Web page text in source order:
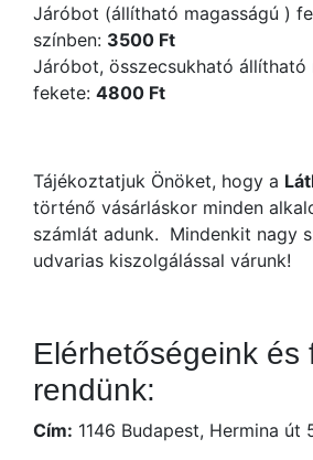
Járóbot (állítható magasságú )
színben: 3500 Ft
Járóbot, összecsukható állítható
fekete: 4800 Ft
Tájékoztatjuk Önöket, hogy a
történő vásárláskor minden
számlát adunk. Mindenkit nagy
udvarias kiszolgálással várunk!
Elérhetőségeink és
rendünk:
Cím: 1146 Budapest, Hermina út